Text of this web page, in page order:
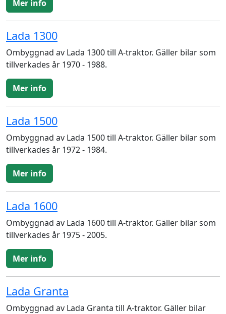
Mer info
Lada 1300
Ombyggnad av Lada 1300 till A-traktor. Gäller bilar som
tillverkades år 1970 - 1988.
Mer info
Lada 1500
Ombyggnad av Lada 1500 till A-traktor. Gäller bilar som
tillverkades år 1972 - 1984.
Mer info
Lada 1600
Ombyggnad av Lada 1600 till A-traktor. Gäller bilar som
tillverkades år 1975 - 2005.
Mer info
Lada Granta
Ombyggnad av Lada Granta till A-traktor. Gäller bilar